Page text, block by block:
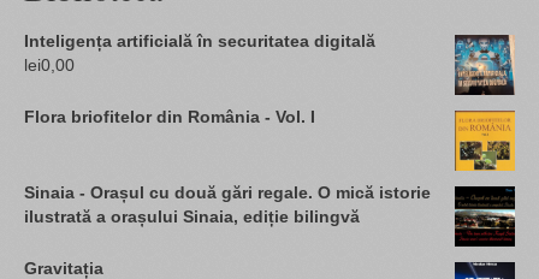
Inteligența artificială în securitatea digitală
lei0,00
Flora briofitelor din România - Vol. I
Sinaia - Orașul cu două gări regale. O mică istorie
ilustrată a orașului Sinaia, ediție bilingvă
Gravitația